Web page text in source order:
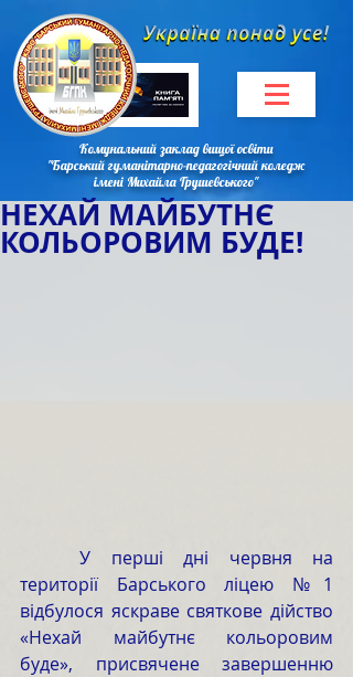
Комунальний заклад вищої освіти
"Барський гуманітарно-педагогічний коледж
імені Михайла Грушевського"
НЕХАЙ МАЙБУТНЄ
КОЛЬОРОВИМ БУДЕ!
	У перші дні червня на
території Барського ліцею №1
відбулося яскраве святкове дійство
«Нехай майбутнє кольоровим
буде», присвячене завершенню